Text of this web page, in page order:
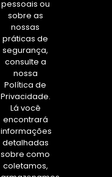
pessoais ou
sobre as
nossas
práticas de
segurança,
consulte a
nossa
Política de
Privacidade.
Lá você
encontrará
informações
detalhadas
sobre como
coletamos,